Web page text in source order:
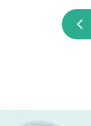
arrow_back_ios